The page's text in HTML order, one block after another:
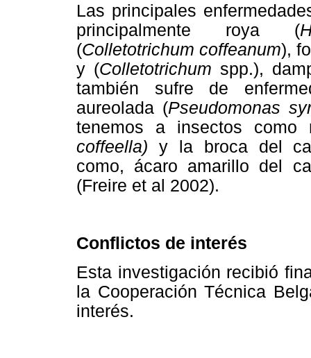
Las principales
principalmente roya (
(Colletotrichum coffeanum),
y (Colletotrichum spp.),
también sufre de
aureolada (Pseudomonas
tenemos a insectos
coffeella) y la broca del
como, ácaro amarillo del
(Freire et al 2002).
Conflictos de interés
Esta investigación recibió
la Cooperación Técnica
interés.